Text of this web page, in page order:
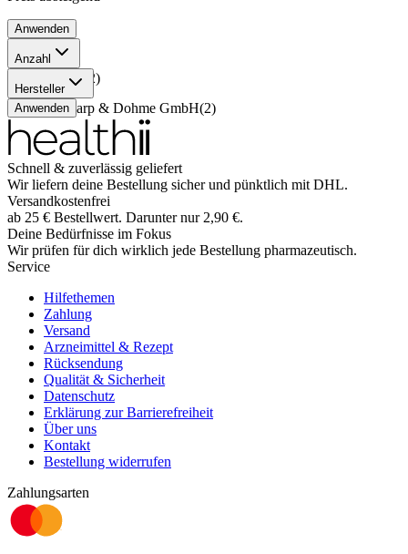
Anwenden
Anzahl
100 Stück 2)
Hersteller
MSD Sharp & Dohme GmbH(2)
Anwenden
Schnell & zuverlässig geliefert
Wir liefern deine Bestellung sicher und pünktlich mit DHL.
Versandkostenfrei
ab 25 € Bestellwert. Darunter nur 2,90 €.
Deine Bedürfnisse im Fokus
Wir prüfen für dich wirklich jede Bestellung pharmazeutisch.
Service
Hilfethemen
Zahlung
Versand
Arzneimittel & Rezept
Rücksendung
Qualität & Sicherheit
Datenschutz
Erklärung zur Barrierefreiheit
Über uns
Kontakt
Bestellung widerrufen
Zahlungsarten